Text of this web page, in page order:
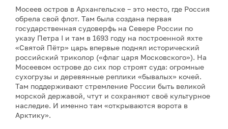
Мосеев остров в Архангельске – это место, где Россия
обрела свой флот. Там была создана первая
государственная судоверфь на Севере России по
указу Петра I и там в 1693 году на построенной яхте
«Святой Пётр» царь впервые поднял исторический
российский триколор («флаг царя Московского»). На
Мосеевом острове до сих пор строят суда: огромные
сухогрузы и деревянные реплики «бывалых» кочей.
Там поддерживают стремление России быть великой
морской державой, чтут и сохраняют своё культурное
наследие. И именно там «открываются ворота в
Арктику».